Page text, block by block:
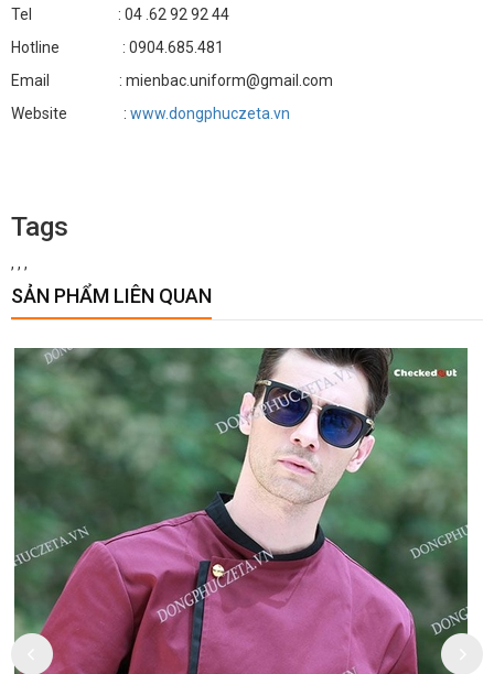
Tel : 04 .62 92 92 44
Hotline : 0904.685.481
Email : mienbac.uniform@gmail.com
Website : www.dongphuczeta.vn
Tags
, , ,
SẢN PHẨM LIÊN QUAN